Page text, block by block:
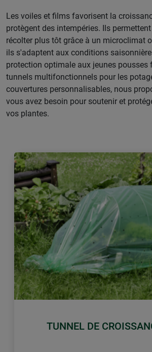
Les voiles et films favorisent la
protègent des intempéries. Ils
récolter plus tôt grâce à un microclimat
ils s'adaptent aux conditions
protection optimale aux jeunes pousses
tunnels multifonctionnels pour les
couvertures personnalisables, nous
vous avez besoin pour soutenir et
vos plantes.
TUNNEL DE
retour